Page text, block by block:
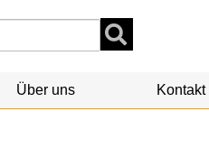
Über uns Kontakt